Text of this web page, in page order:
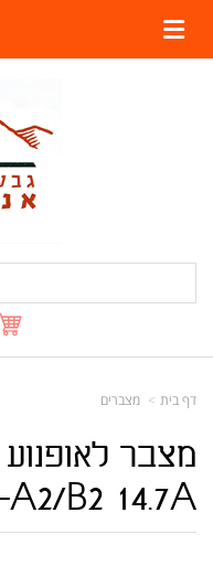
דף בית מצברים
A2/B2 14.7A